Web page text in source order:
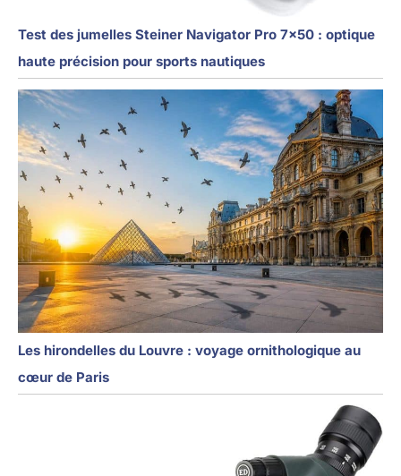
Test des jumelles Steiner Navigator Pro 7×50 : optique
haute précision pour sports nautiques
Les hirondelles du Louvre : voyage ornithologique au
cœur de Paris